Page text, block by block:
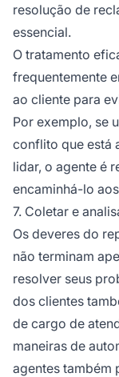
resolução de
essencial.
O tratamento
frequentemente
ao cliente para
Por exemplo, se
conflito que está
lidar, o agente é
encaminhá-lo
7. Coletar e
Os deveres do
não terminam
resolver seus
dos clientes
de cargo de
maneiras de
agentes também